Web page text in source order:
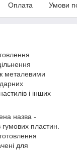
Оплата Умови
металевими
і інших
назва -
пластин.
для